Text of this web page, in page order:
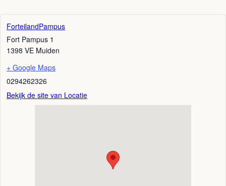
ForteilandPampus
Fort Pampus 1
1398 VE Muiden
+ Google Maps
0294262326
Bekijk de site van Locatie